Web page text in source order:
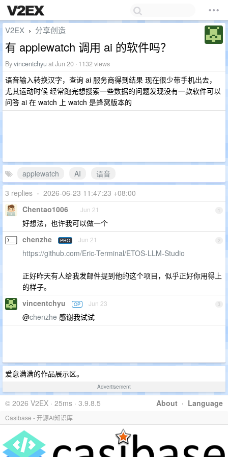
V2EX › 分享创造
有 applewatch 调用 ai 的软件吗？
Byvincentchyu at Jun 20 · 1132 views
语音输入转换汉字，查询 ai 服务商得到结果 现在很少带手机出去，
尤其运动时候 经常跑完想搜索一些数据的问题发现没有一款软件可以
问答 ai 在 watch 上 watch 是蜂窝版本的
applewatch AI
语音
3 replies • 2026-06-23 11:47:23 +08:00
1
Chentao1006 Jun 21
好想法，也许我可以做一个
2
chenzhe PRO Jun 21
https://github.com/Eric-Terminal/ETOS-LLM-Studio
正好昨天有人给我发邮件提到他的这个项目，似乎正好你用得上
的样子。
3
vincentchyu OP Jun 23
@chenzhe 感谢我试试
爱意满满的作品展示区。
Advertisement
About · Language
© 2026 V2EX · 25ms · 3.9.8.5
Casibase - 开源AI知识库